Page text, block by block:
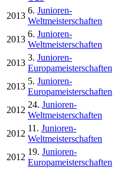
2013
6. Junioren-
Weltmeisterschaften
2013
6. Junioren-
Weltmeisterschaften
2013
3. Junioren-
Europameisterschaften
2013
5. Junioren-
Europameisterschaften
2012
24. Junioren-
Weltmeisterschaften
2012
11. Junioren-
Weltmeisterschaften
2012
19. Junioren-
Europameisterschaften